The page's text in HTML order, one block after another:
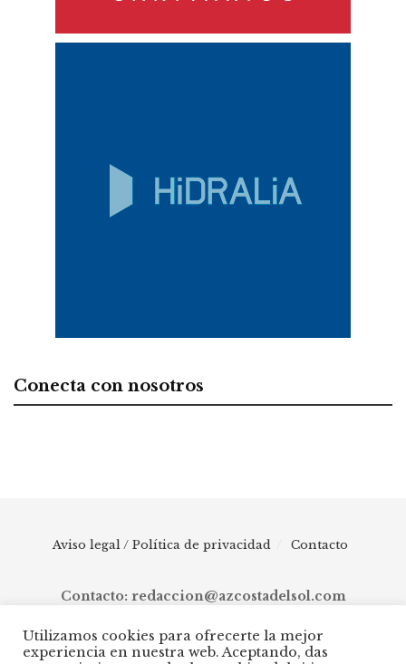
Conecta con nosotros
Aviso legal / Política de privacidad Contacto
Contacto: redaccion@azcostadelsol.com
© 2025 AZ Costa del Sol - Diario digital de Málaga capital hasta
Utilizamos cookies para ofrecerte la mejor
experiencia en nuestra web. Aceptando, das